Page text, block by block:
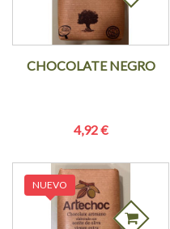
CHOCOLATE NEGRO
4,92 €
NUEVO